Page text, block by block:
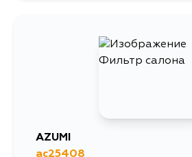
AZUMI
ac25408